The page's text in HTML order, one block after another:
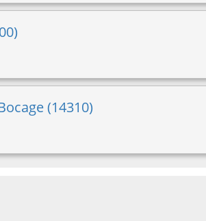
(14310)